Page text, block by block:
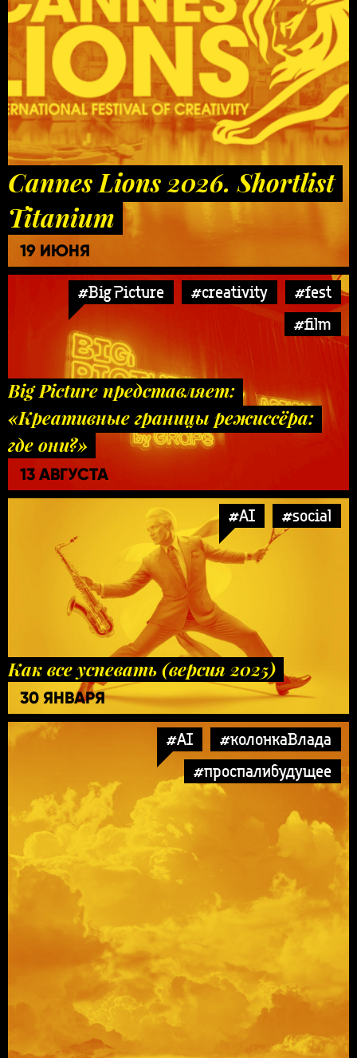
Cannes Lions 2026. Shortlist
Titanium
19 ИЮНЯ
#Big Picture #creativity
#fest
#film
Big Picture представляет:
«Креативные границы режиссёра:
где они?»
13 АВГУСТА
#AI #social
Как все успевать (версия 2025)
30 ЯНВАРЯ
#AI
#колонкаВлада
#проспалибудущее